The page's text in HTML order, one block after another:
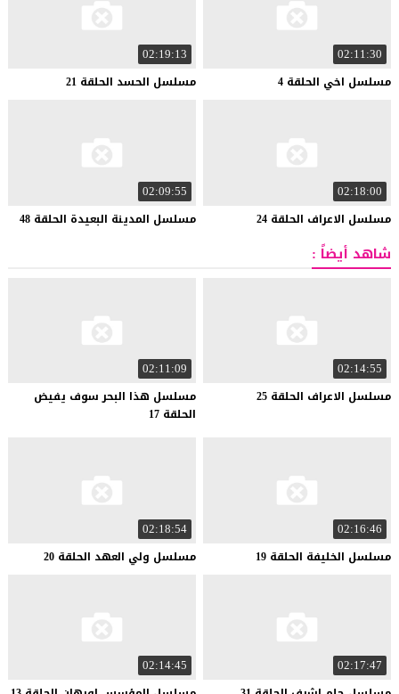
02:11:30
مسلسل اخي الحلقة 4
02:19:13
مسلسل الحسد الحلقة 21
02:18:00
مسلسل الاعراف الحلقة 24
02:09:55
مسلسل المدينة البعيدة الحلقة 48
شاهد أيضاً :
02:14:55
مسلسل الاعراف الحلقة 25
02:11:09
مسلسل هذا البحر سوف يفيض
الحلقة 17
02:16:46
مسلسل الخليفة الحلقة 19
02:18:54
مسلسل ولي العهد الحلقة 20
02:17:47
02:14:45